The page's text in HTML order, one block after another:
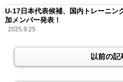
U-17日本代表候補、国内トレーニン
加メンバー発表！
2025.9.25
以前の記